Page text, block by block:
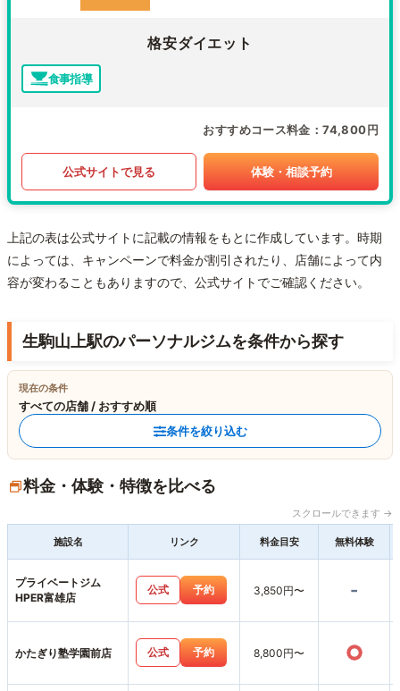
格安ダイエット
食事指導
おすすめコース料金 74,800円
公式サイトで見る 体験・相談予約
上記の表は公式サイトに記載の情報をもとに作成しています。時期
によっては、キャンペーンで料金が割引されたり、店舗によって内
容が変わることもありますので、公式サイトでご確認ください。
生駒山上駅のパーソナルジムを条件から探す
現在の条件
すべての店舗 / おすすめ順
条件を絞り込む
料金・体験・特徴を比べる
スクロールできます →
施設名 リンク 料金目安 無料体験
プライベートジム
HPER富雄店
公式 予約 3,850円〜 -
かたぎり塾学園前店 公式 予約 8,800円〜 ○